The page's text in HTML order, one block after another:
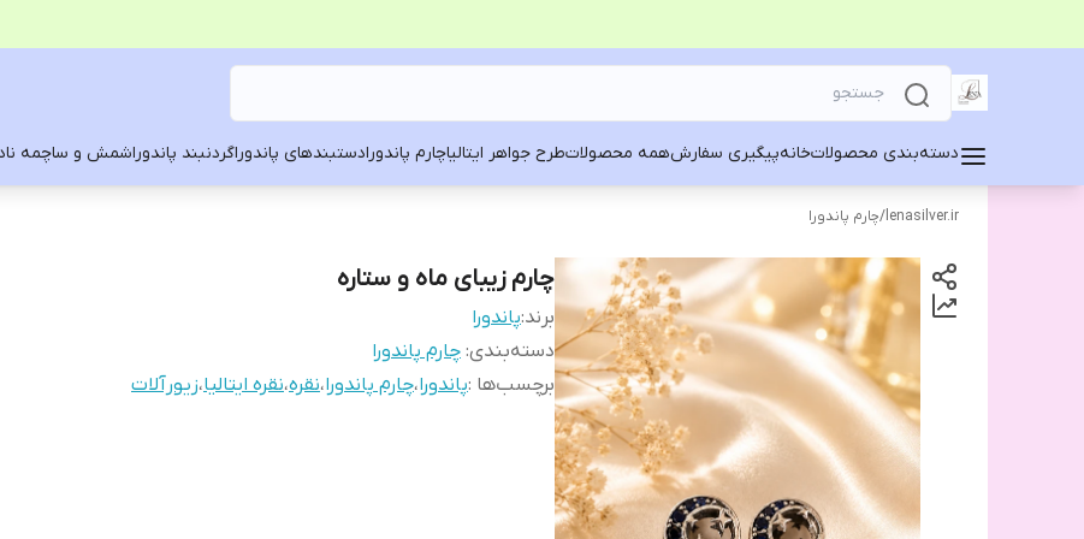
دسته‌بندی محصولاتخانهپیگیری سفارشهمه محصولاتطرح جواهر ایتالیاچارم پاندورادستبندهای پاندوراگردنبند پاندوراشمش و ساچمه
lenasilver.ir
/چارم پاندورا
چارم زیبای ماه و ستاره
برند:پاندورا
دسته‌بندی: چارم پاندورا
برچسب‌ها :پاندورا،چارم پاندورا،نقره،نقره ایتالیا،زیورآلات